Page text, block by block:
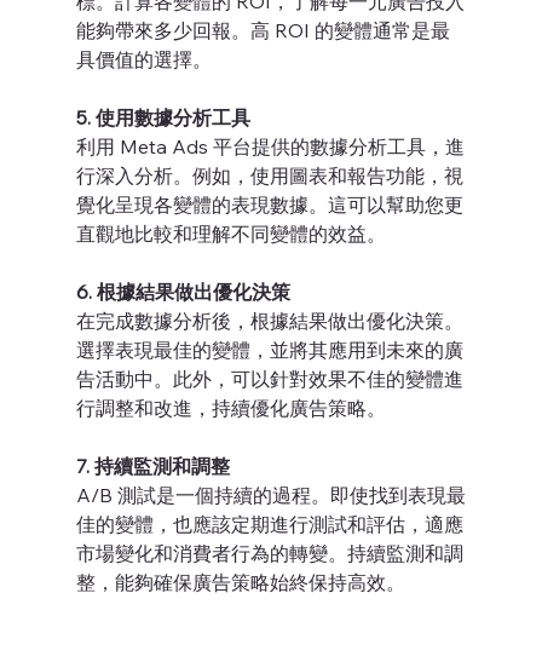
能夠帶來多少回報。高 ROI 的變體通常是最
具價值的選擇。
5. 使用數據分析工具
利用 Meta Ads 平台提供的數據分析工具，進
行深入分析。例如，使用圖表和報告功能，視
覺化呈現各變體的表現數據。這可以幫助您更
直觀地比較和理解不同變體的效益。
6. 根據結果做出優化決策
在完成數據分析後，根據結果做出優化決策。
選擇表現最佳的變體，並將其應用到未來的廣
告活動中。此外，可以針對效果不佳的變體進
行調整和改進，持續優化廣告策略。
7. 持續監測和調整
A/B 測試是一個持續的過程。即使找到表現最
佳的變體，也應該定期進行測試和評估，適應
市場變化和消費者行為的轉變。持續監測和調
整，能夠確保廣告策略始終保持高效。